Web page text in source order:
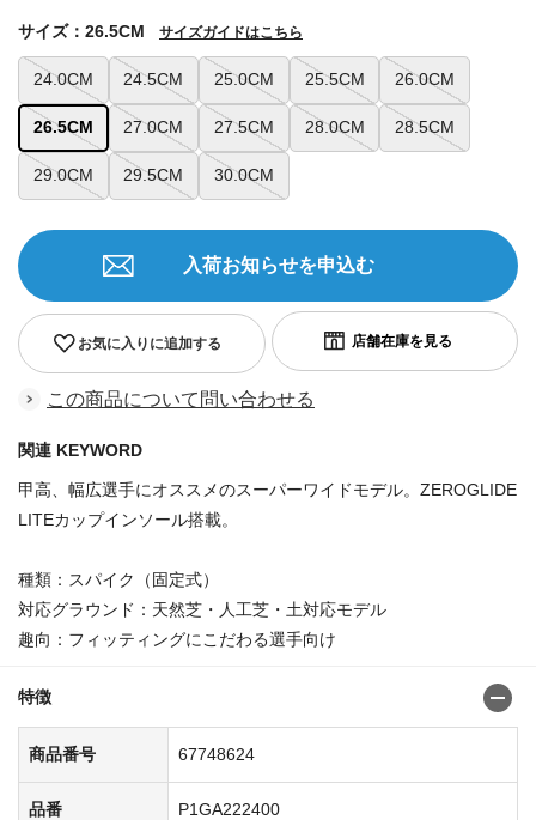
24.0CM 24.5CM 25.0CM 25.5CM 26.0CM
26.5CM 27.0CM 27.5CM 28.0CM 28.5CM
29.0CM 29.5CM 30.0CM
サイズ：26.5CM サイズガイドはこちら
お気に入りに追加する
入荷お知らせを申込む
この商品について問い合わせる
関連 KEYWORD
甲高、幅広選手にオススメのスーパーワイドモデル。ZEROGLIDE
LITEカップインソール搭載。
種類：スパイク（固定式）
対応グラウンド：天然芝・人工芝・土対応モデル
趣向：フィッティングにこだわる選手向け
特徴
商品番号 67748624
品番 P1GA222400